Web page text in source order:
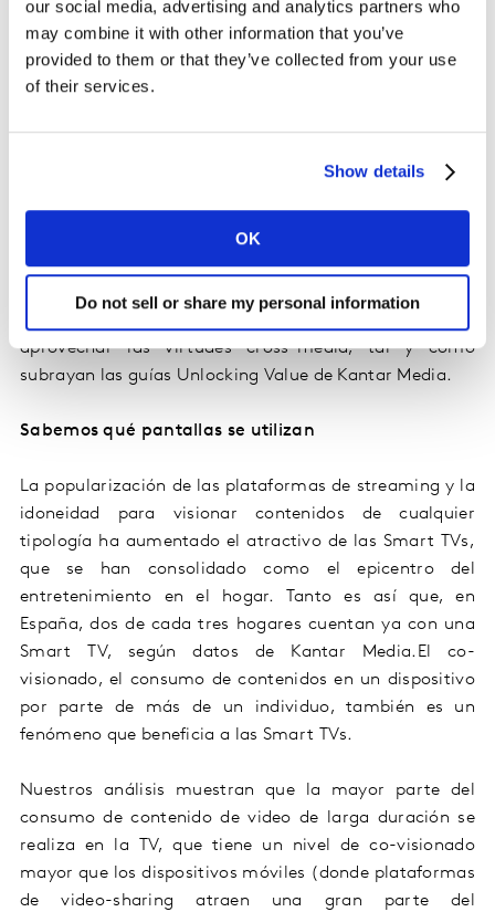
our social media, advertising and analytics partners who
may combine it with other information that you’ve
provided to them or that they’ve collected from your use
of their services.
Show details
OK
Do not sell or share my personal information
público que interesa alcanzar. Esto brinda múltiples
posibilidades y beneficios, tanto para medios como
para anunciantes. Reúne todas las ventajas del medio
la capacidad de generar recuerdo duradero en la mente
del espectador. A las características tradicionales del
medio, se suman ahora las de las Smart TVs, que hacen
que la pequeña pantalla ahora sea más inteligente que
nunca. Esto supone una poderosa suma de fuerzas que
aprovechar las virtudes cross-media, tal y como
subrayan las guías Unlocking Value de Kantar Media.
Sabemos qué pantallas se utilizan
La popularización de las plataformas de streaming y la
idoneidad para visionar contenidos de cualquier
tipología ha aumentado el atractivo de las Smart TVs,
que se han consolidado como el epicentro del
entretenimiento en el hogar. Tanto es así que, en
España, dos de cada tres hogares cuentan ya con una
Smart TV, según datos de Kantar Media.El co-
visionado, el consumo de contenidos en un dispositivo
por parte de más de un individuo, también es un
fenómeno que beneficia a las Smart TVs.
Nuestros análisis muestran que la mayor parte del
consumo de contenido de video de larga duración se
realiza en la TV, que tiene un nivel de co-visionado
mayor que los dispositivos móviles (donde plataformas
de video-sharing atraen una gran parte del